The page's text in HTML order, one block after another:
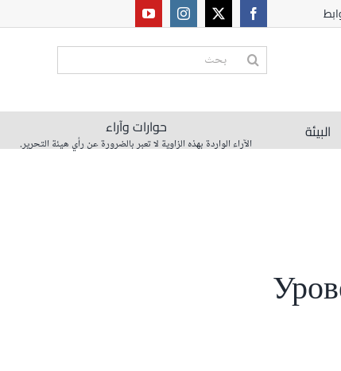
البحث
البيئة حوارات وآراء
الآراء الواردة بهذه الزاوية لا تعبر بالضرورة عن رأي هيئة التحرير.